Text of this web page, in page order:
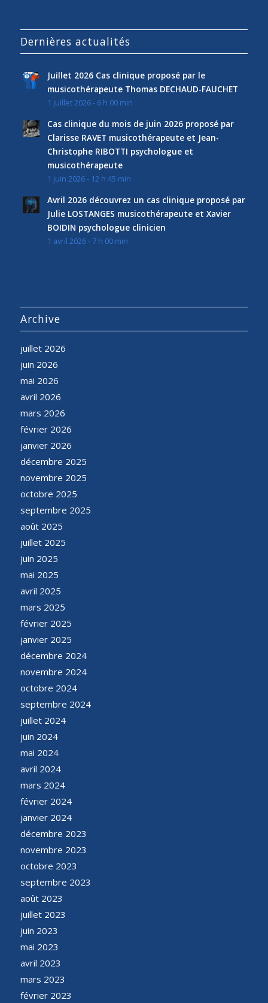
Dernières actualités
Juillet 2026 Cas clinique proposé par le
musicothérapeute Thomas DECHAUD-FAUCHET
1 juillet 2026 - 6 h 00 min
Cas clinique du mois de juin 2026 proposé par
Clarisse RAVET musicothérapeute et Jean-
Christophe RIBOTTI psychologue et
musicothérapeute
1 juin 2026 - 12 h 45 min
Avril 2026 découvrez un cas clinique proposé par
Julie LOSTANGES musicothérapeute et Xavier
BOIDIN psychologue clinicien
1 avril 2026 - 7 h 00 min
Archive
juillet 2026
juin 2026
mai 2026
avril 2026
mars 2026
février 2026
janvier 2026
décembre 2025
novembre 2025
octobre 2025
septembre 2025
août 2025
juillet 2025
juin 2025
mai 2025
avril 2025
mars 2025
février 2025
janvier 2025
décembre 2024
novembre 2024
octobre 2024
septembre 2024
juillet 2024
juin 2024
mai 2024
avril 2024
mars 2024
février 2024
janvier 2024
décembre 2023
novembre 2023
octobre 2023
septembre 2023
août 2023
juillet 2023
juin 2023
mai 2023
avril 2023
mars 2023
février 2023